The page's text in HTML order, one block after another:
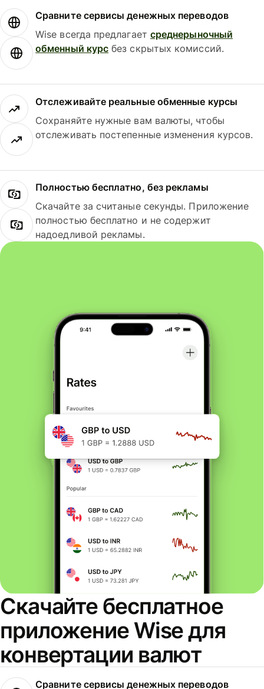
Сравните сервисы денежных переводов
Wise всегда предлагает среднерыночный
обменный курс без скрытых комиссий.
Отслеживайте реальные обменные курсы
Сохраняйте нужные вам валюты, чтобы
отслеживать постепенные изменения курсов.
Полностью бесплатно, без рекламы
Скачайте за считаные секунды. Приложение
полностью бесплатно и не содержит
надоедливой рекламы.
Скачайте бесплатное
приложение Wise для
конвертации валют
Сравните сервисы денежных переводов